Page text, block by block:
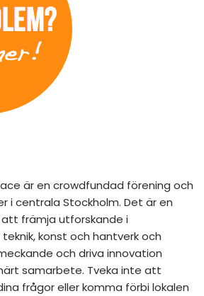
är en crowdfundad förening och
i centrala Stockholm. Det är en
främja utforskande i
konst och hantverk och
och driva innovation
samarbete. Tveka inte att
frågor eller komma förbi lokalen